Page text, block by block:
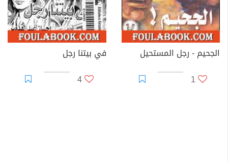
الجحيم - رجل المستحيل
1
في بيتنا رجل
4